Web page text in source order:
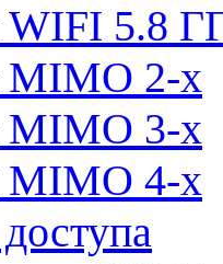
5.8
2-x
3-x
4-x